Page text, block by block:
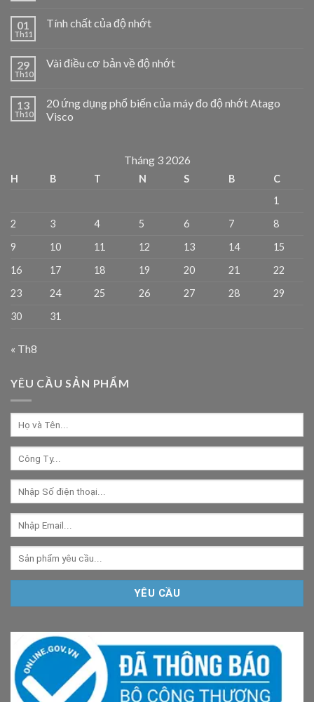
01
Th11
Tính chất của độ nhớt
29
Th10
Vài điều cơ bản về độ nhớt
13
Th10
20 ứng dụng phổ biến của máy đo độ nhớt Atago
Visco
Tháng 3 2026
H B T N S B
C
1
2
3 4 5 6 7
8
9
10 11 12 13 14
15
16
17 18 19 20 21
22
23
24 25 26 27 28
29
30
31
« Th8
YÊU CẦU SẢN PHẨM